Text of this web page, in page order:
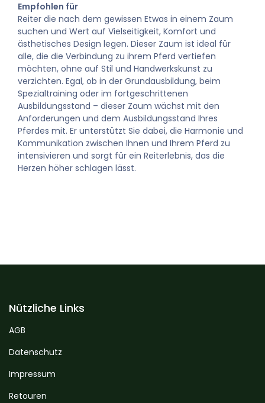
Empfohlen für
Reiter die nach dem gewissen Etwas in einem Zaum
suchen und Wert auf Vielseitigkeit, Komfort und
ästhetisches Design legen. Dieser Zaum ist ideal für
alle, die die Verbindung zu ihrem Pferd vertiefen
möchten, ohne auf Stil und Handwerkskunst zu
verzichten. Egal, ob in der Grundausbildung, beim
Spezialtraining oder im fortgeschrittenen
Ausbildungsstand – dieser Zaum wächst mit den
Anforderungen und dem Ausbildungsstand Ihres
Pferdes mit. Er unterstützt Sie dabei, die Harmonie und
Kommunikation zwischen Ihnen und Ihrem Pferd zu
intensivieren und sorgt für ein Reiterlebnis, das die
Herzen höher schlagen lässt.
Nützliche Links
AGB
Datenschutz
Impressum
Retouren